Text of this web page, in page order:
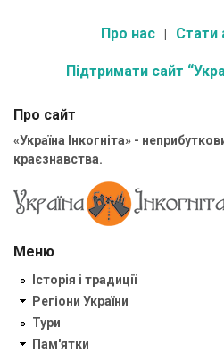
Про нас Стати
Підтримати сайт
Про сайт
«Україна Інкогніта» -
краєзнавства.
Меню
Історія і традиції
Регіони України
Тури
Пам'ятки